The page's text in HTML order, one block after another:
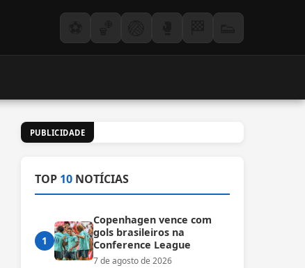
PUBLICIDADE
TOP 10 NOTÍCIAS
1
Copenhagen vence com
gols brasileiros na
Conference League
7 de agosto de 2026